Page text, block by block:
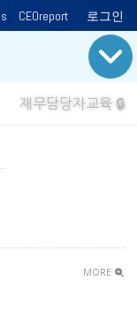
CEOreport 로그인
재무담당자교육 🔒
MORE